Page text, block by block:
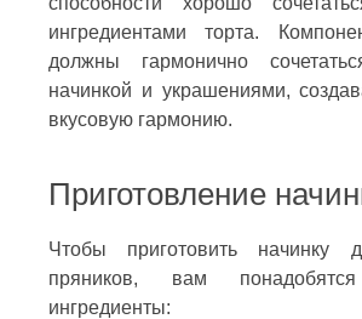
ингредиентами торта.
должны гармонично
начинкой и украшениями,
вкусовую гармонию.
Приготовление
Чтобы приготовить начинку
пряников, вам
ингредиенты: